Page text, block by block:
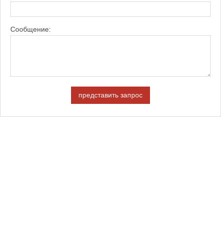
Сообщение:
представить запрос